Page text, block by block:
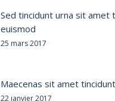
Sed tincidunt urna sit amet
euismod
25 mars 2017
Maecenas sit amet
22 janvier 2017